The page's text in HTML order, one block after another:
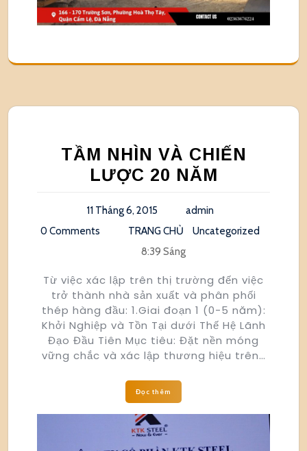
TẦM NHÌN VÀ CHIẾN
LƯỢC 20 NĂM
11 Tháng 6, 2015
admin
0 Comments
TRANG CHỦ
Uncategorized
8:39 Sáng
Từ việc xác lập trên thị trường đến việc
trở thành nhà sản xuất và phân phối
thép hàng đầu: 1.Giai đoạn 1 (0-5 năm):
Khởi Nghiệp và Tồn Tại dưới Thế Hệ Lãnh
Đạo Đầu Tiên Mục tiêu: Đặt nền móng
vững chắc và xác lập thương hiệu trên…
Đọc thêm